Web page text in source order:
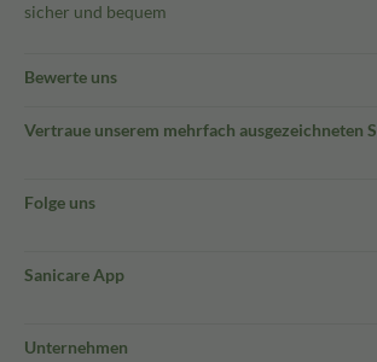
sicher und bequem
Bewerte uns
Vertraue unserem mehrfach ausgezeichneten
Folge uns
Sanicare App
Unternehmen